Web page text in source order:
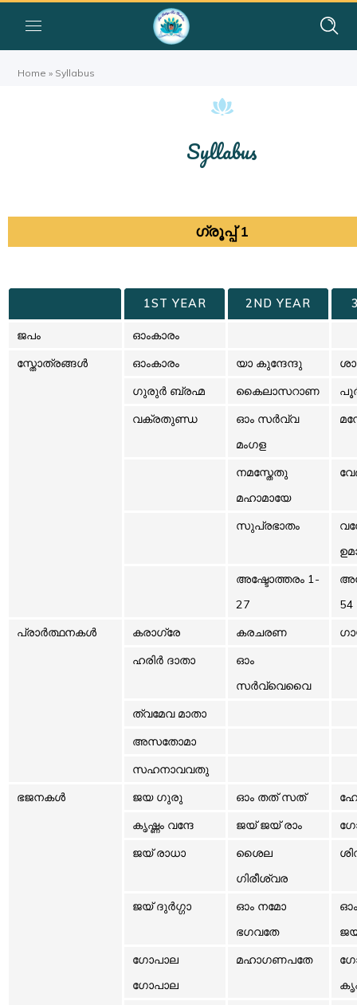
Home » Syllabus
Syllabus
ഗ്രൂപ്പ് 1
1ST YEAR 2ND YEAR
ജപം
ഓംകാരം
സ്തോത്രങ്ങൾ
ഓംകാരം യാ കുന്ദേന്ദു
ഗുരുർ ബ്രഹ്മ
കൈലാസറാണ
വക്രതുണ്ഡ
ഓം സർവ്വ
മംഗള
നമസ്തേതു
മഹാമായേ
സുപ്രഭാതം
അഷ്ടോത്തരം 1-
27
54
പ്രാർത്ഥനകൾ
കരാഗ്രേ കരചരണ
ഹരിർ ദാതാ
ഓം
സർവ്വെവൈ
ത്വമേവ മാതാ
അസതോമാ
സഹനാവവതു
ഭജനകൾ
ജയ ഗുരു ഓം തത് സത്
കൃഷ്ണം വന്ദേ
ജയ് ജയ് രാം
ജയ് രാധാ
ശൈല
ഗിരീശ്വര
ജയ് ദുർഗ്ഗാ
ഓം നമോ
ഭഗവതേ
ഓം
ഗോപാല
ഗോപാല
മഹാഗണപതേ